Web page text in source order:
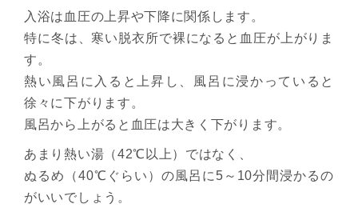
入浴は血圧の上昇や下降に関係します。
特に冬は、寒い脱衣所で裸になると血圧が上がりま
す。
熱い風呂に入ると上昇し、風呂に浸かっていると
徐々に下がります。
風呂から上がると血圧は大きく下がります。
あまり熱い湯（42℃以上）ではなく、
ぬるめ（40℃ぐらい）の風呂に5～10分間浸かるの
がいいでしょう。